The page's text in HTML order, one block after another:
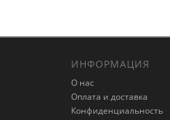
ИНФОРМАЦИЯ
О нас
Оплата и доставка
Конфиденциальность